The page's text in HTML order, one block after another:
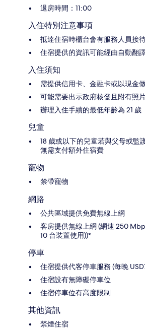
退房時間：11:00
入住特別注意事項
抵達住宿時櫃台會有服務人員接
住宿提供的資訊可能經由自動翻
入住須知
需提供信用卡、金融卡或以現金
可能需要出示政府核發且附有照
辦理入住手續的最低年齡為 21 歲
兒童
18 歲或以下的兒童若與父母或監
無需支付額外住宿費
寵物
禁帶寵物
網路
公共區域提供免費無線上網
客房提供無線上網 (網速 250
10 台裝置使用))*
停車
住宿提供代客停車服務 (每晚
住宿設有無障礙停車位
住宿停車位有高度限制
其他資訊
禁煙住宿